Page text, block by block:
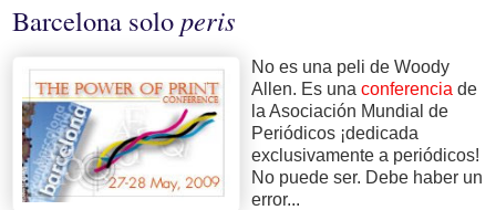
Barcelona soloperis
No es una peli de Woody
Allen. Es una conferencia de
la Asociación Mundial de
Periódicos ¡dedicada
exclusivamente a periódicos!
No puede ser. Debe haber un
error...